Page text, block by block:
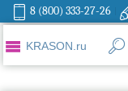
8 (800) 333-27-26
KRASON.ru